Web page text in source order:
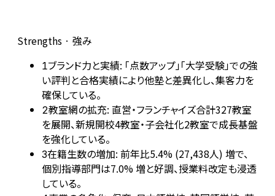
Strengths · 強み
1ブランド力と実績: 「点数アップ」「大学受験」での強
い評判と合格実績により他塾と差異化し、集客力を
確保している。
2教室網の拡充: 直営・フランチャイズ合計327教室
を展開、新規開校4教室・子会社化2教室で成長基盤
を強化している。
3在籍生数の増加: 前年比5.4% (27,438人) 増で、
個別指導部門は7.0% 増と好調、授業料改定も浸透
している。